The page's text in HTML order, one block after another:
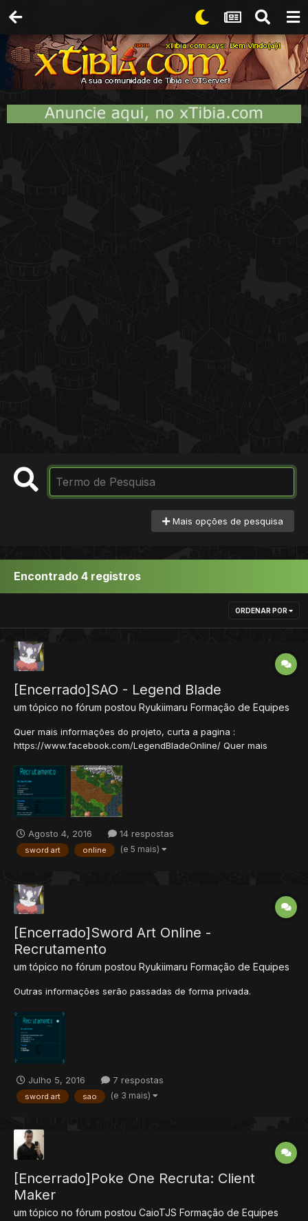
Mais opções de pesquisa
Encontrado 4 registros
ORDENAR POR
[Encerrado]SAO - Legend Blade
um tópico no fórum postou Ryukiimaru Formação de Equipes
Quer mais informações do projeto, curta a pagina :
https://www.facebook.com/LegendBladeOnline/ Quer mais
https://www.facebook.com/LegendBladeOnline/
Agosto 4, 2016 14 respostas
sword art online (e 5 mais)
[Encerrado]Sword Art Online -
Recrutamento
um tópico no fórum postou Ryukiimaru Formação de Equipes
Outras informações serão passadas de forma privada.
Julho 5, 2016 7 respostas
sword art sao (e 3 mais)
[Encerrado]Poke One Recruta: Client
Maker
um tópico no fórum postou CaioTJS Formação de Equipes